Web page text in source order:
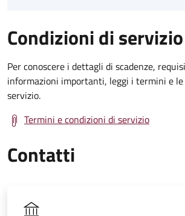
Condizioni di servizio
Per conoscere i dettagli di scadenze,
informazioni importanti, leggi i termini e le
servizio.
Termini e condizioni di servizio
Contatti